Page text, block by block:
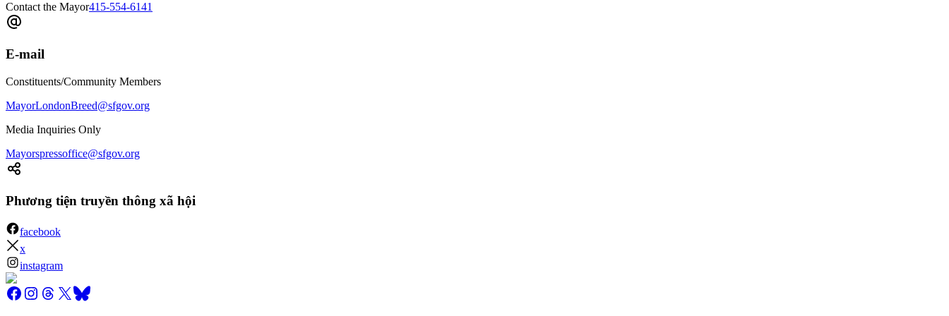
Contact the Mayor415-554-6141
E-mail
Constituents/Community Members
MayorLondonBreed@sfgov.org
Media Inquiries Only
Mayorspressoffice@sfgov.org
Phương tiện truyền thông xã hội
facebook
x
instagram